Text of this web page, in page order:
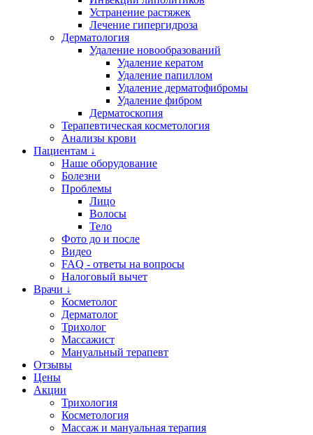
Устранение растяжек
Лечение гипергидроза
Дерматология
Удаление новообразований
Удаление кератом
Удаление папиллом
Удаление дерматофибромы
Удаление фибром
Дерматоскопия
Терапевтическая косметология
Анализы крови
Пациентам ↓
Наше оборудование
Болезни
Проблемы
Лицо
Волосы
Тело
Фото до и после
Видео
FAQ - ответы на вопросы
Налоговый вычет
Врачи ↓
Косметолог
Дерматолог
Трихолог
Массажист
Мануальный терапевт
Отзывы
Цены
Акции
Трихология
Косметология
Массаж и мануальная терапия